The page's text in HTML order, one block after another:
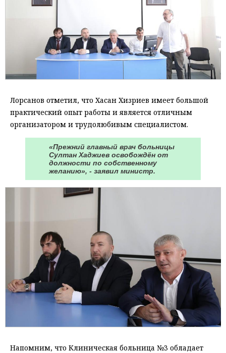
Лорсанов отметил, что Хасан Хизриев имеет большой
практический опыт работы и является отличным
организатором и трудолюбивым специалистом.
«Прежний главный врач больницы
Султан Хаджиев освобождён от
должности по собственному
желанию», - заявил министр.
Напомним, что Клиническая больница №3 обладает